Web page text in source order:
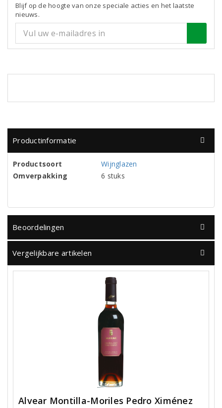
Blijf op de hoogte van onze speciale acties en het laatste
nieuws.
Productinformatie
Productsoort
Wijnglazen
Omverpakking
6 stuks
Beoordelingen
Vergelijkbare artikelen
Alvear Montilla-Moriles Pedro Ximénez